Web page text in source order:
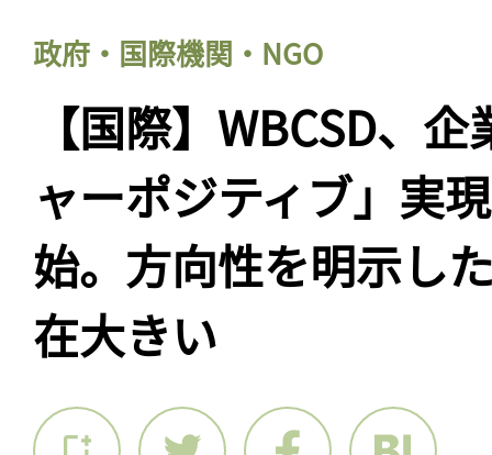
政府・国際機関・NGO
【国際】WBCSD、
ャーポジティブ」実
始。方向性を明示し
在大きい